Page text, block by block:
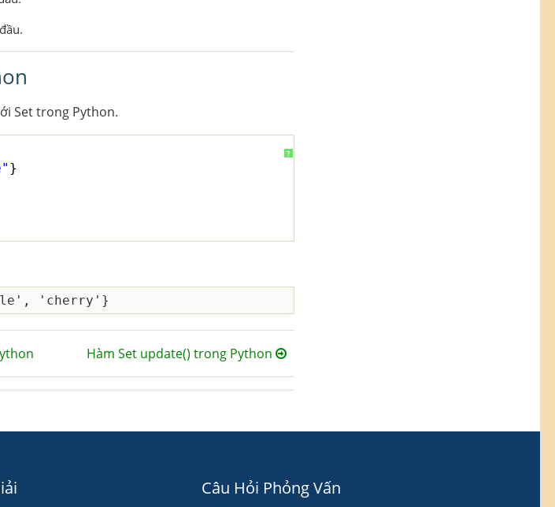
Set trong Python.
?
}
Hàm Set update() trong Python
Câu Hỏi Phỏng Vấn